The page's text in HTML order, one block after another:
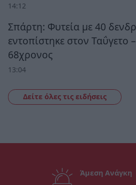
14:12
Σπάρτη: Φυτεία με 40
εντοπίστηκε στον Ταΰγετο
68χρονος
13:04
Δείτε όλες τις ειδήσεις
Άμεση Ανάγκη